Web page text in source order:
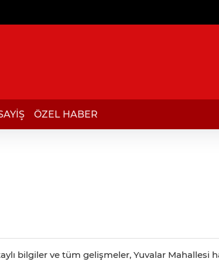
ÖZEL HABER
bilgiler ve tüm gelişmeler, Yuvalar Mahallesi